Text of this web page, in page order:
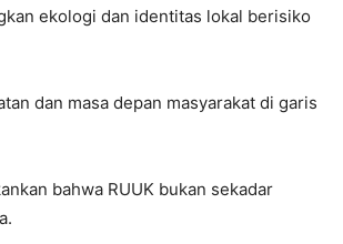
ekologi dan identitas lokal berisiko
dan masa depan masyarakat di garis
bahwa RUUK bukan sekadar